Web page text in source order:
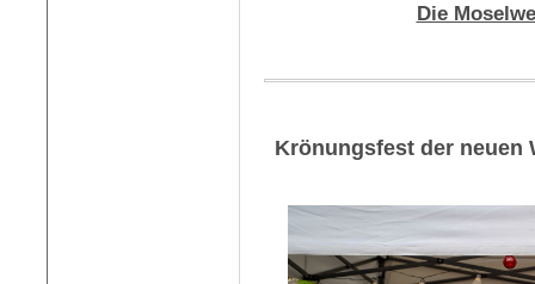
Die
Krönungsfest der neuen